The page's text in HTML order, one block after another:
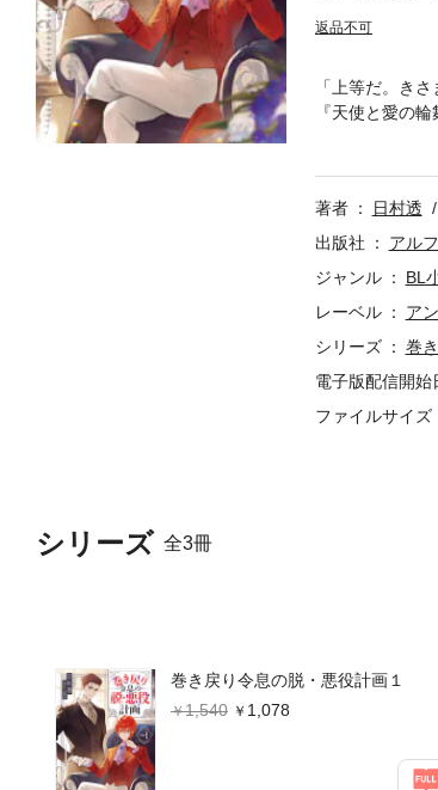
返品不可
シリーズ 全3冊
巻き戻り令息の脱・悪役計画１
1,540
1,078
「上等だ。き
『天使と愛の
牢に入れられ
のせいだ、と。
人生を歩み始
著者 日村透
出版社
アル
ジャンル
BL
レーベル
ア
シリーズ
巻
電子版配信開始
ファイルサイズ